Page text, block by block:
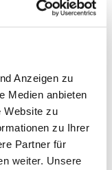
Anzeigen zu
Medien anbieten
Website zu
zu Ihrer
Partner für
weiter. Unsere
vorstellen.
/ 63 19
/ 92 76 757